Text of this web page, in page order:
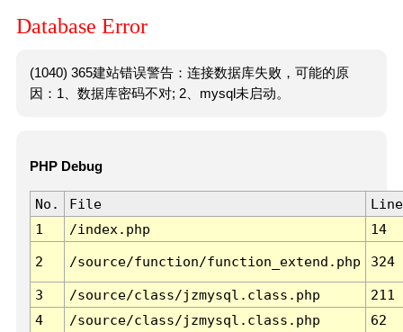
Database Error
(1040) 365建站错误警告：连接数据库失败，可能的原
因：1、数据库密码不对; 2、mysql未启动。
PHP Debug
No. File
Line
1
/index.php 14
2 /source/function/function_extend.php 324
3 /source/class/jzmysql.class.php
211
4
/source/class/jzmysql.class.php
62